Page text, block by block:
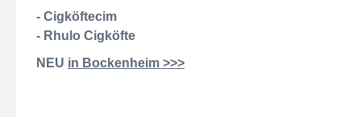
- Cigköftecim
- Rhulo Cigköfte
NEU in Bockenheim >>>